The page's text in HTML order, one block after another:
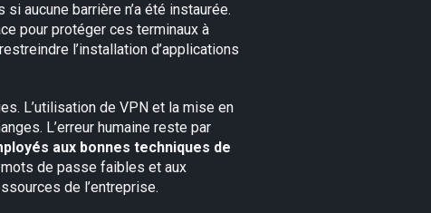
aucune barrière n’a été instaurée.
pour protéger ces terminaux à
l’installation d’applications
L’utilisation de VPN et la mise en
L’erreur humaine reste par
aux bonnes techniques de
de passe faibles et aux
de l’entreprise.